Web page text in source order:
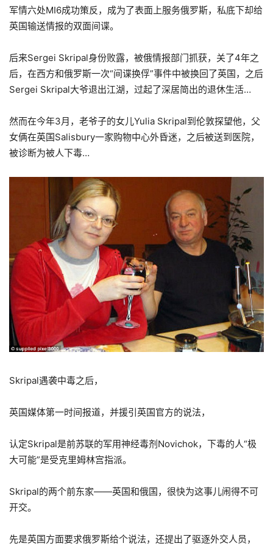
军情六处MI6成功策反，成为了表面上服务俄罗斯，私底下却给
英国输送情报的双面间谍。
后来Sergei Skripal身份败露，被俄情报部门抓获，关了4年之
后，在西方和俄罗斯一次“间谍换俘”事件中被换回了英国，之后
Sergei Skripal大爷退出江湖，过起了深居简出的退休生活…
然而在今年3月，老爷子的女儿Yulia Skripal到伦敦探望他，父
女俩在英国Salisbury一家购物中心外昏迷，之后被送到医院，
被诊断为被人下毒…
Skripal遇袭中毒之后，
英国媒体第一时间报道，并援引英国官方的说法，
认定Skripal是前苏联的军用神经毒剂Novichok，下毒的人“极
大可能”是受克里姆林宫指派。
Skripal的两个前东家——英国和俄国，很快为这事儿闹得不可
开交。
先是英国方面要求俄罗斯给个说法，还提出了驱逐外交人员，